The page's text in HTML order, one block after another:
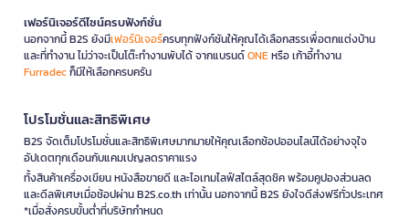
เฟอร์นิเจอร์ดีไซน์ครบฟังก์ชั่น
นอกจากนี้ B2S ยังมีเฟอร์นิเจอร์ครบทุกฟังก์ชันให้คุณได้เลือกสรรเพื่อตกแต่งบ้าน
และที่ทำงาน ไม่ว่าจะเป็นโต๊ะทำงานพับได้ จากแบรนด์ONEหรือ เก้าอี้ทำงาน
Furradecก็มีให้เลือกครบครัน
โปรโมชั่นและสิทธิพิเศษ
B2S จัดเต็มโปรโมชั่นและสิทธิพิเศษมากมายให้คุณเลือกช้อปออนไลน์ได้อย่างจุใจ
อัปเดตทุกเดือนกับแคมเปญลดราคาแรง
ทั้งสินค้าเครื่องเขียน หนังสือขายดี และไอเทมไลฟ์สไตล์สุดชิค พร้อมคูปองส่วนลด
และดีลพิเศษเมื่อช้อปผ่าน B2S.co.th เท่านั้น นอกจากนี้ B2S ยังใจดีส่งฟรีทั่วประเทศ
*เมื่อสั่งครบขั้นต่ำที่บริษัทกำหนด